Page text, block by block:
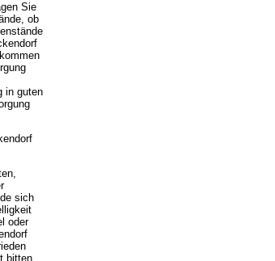
Sie
ob
in guten
sich
oder
bitten,